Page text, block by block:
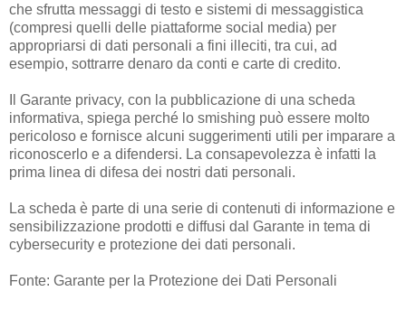
che sfrutta messaggi di testo e sistemi di messaggistica
(compresi quelli delle piattaforme social media) per
appropriarsi di dati personali a fini illeciti, tra cui, ad
esempio, sottrarre denaro da conti e carte di credito.
Il Garante privacy, con la pubblicazione di una scheda
informativa, spiega perché lo smishing può essere molto
pericoloso e fornisce alcuni suggerimenti utili per imparare a
riconoscerlo e a difendersi. La consapevolezza è infatti la
prima linea di difesa dei nostri dati personali.
La scheda è parte di una serie di contenuti di informazione e
sensibilizzazione prodotti e diffusi dal Garante in tema di
cybersecurity e protezione dei dati personali.
Fonte: Garante per la Protezione dei Dati Personali